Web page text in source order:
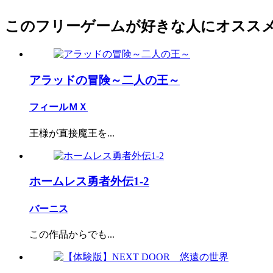
このフリーゲームが好きな人にオスス
アラッドの冒険～二人の王～
フィールＭＸ
王様が直接魔王を...
ホームレス勇者外伝1-2
バーニス
この作品からでも...